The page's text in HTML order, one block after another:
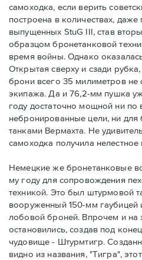
самоходка, если верить
построена в количествах,
выпущенных StuG III, став
образцом бронетанковой
время войны. Однако
Открытая сверху и сзади
брони всего 35 милиметров не
экипажа. Да и 76,2-мм пушка
году достаточно мощной ни по
небронированные цели, ни
танками Вермахта. Не
самоходка получила
Немецкие же бронетанковые
му году для сопровождения
техникой. Это был штурмовой
вооруженный 150-мм
лобовой броней. Впрочем и на
остановились, создав под
чудовище - Штурмтигр.
видно из названия, "Тигра",